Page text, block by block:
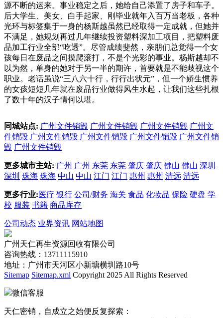
源不断的运来。事业稳定之后，她给自己添置了房子和车子。
后大学生、美女、白手起家、刚毕业就年入百万当老板，各种
光环与标签集于一身的杨斯越虽然已经取得一定成就，但她并
不满足，她规划再过几年继续投资塑料深加工项目，把塑料废
品加工行业全部“吃透”。尽管成绩斐然，亲朋们总觉得一个女
孩每日在废品之间摸爬滚打，不是个光彩的事业。杨斯越却不
以为然，单身的她对于另一半的期许，首要就是不能歧视这个
职业。老话虽说“三八六十行，行行出状元”，但一个娇生惯养
的女孩短短几年就在废品行业做得风生水起，让我们这些扎根
了数十年的汉子情何以堪。
同城站点: 广州文件销毁 广州文件销毁 广州文件销毁 广州文
件销毁 广州文件销毁 广州文件销毁 广州文件销毁 广州文件销
毁 广州文件销毁
更多城市主站: 广州 广州 东莞 东莞 肇庆 肇庆 佛山 佛山 深圳
深圳 珠海 珠海 中山 中山 江门 江门 惠州 惠州 清远 清远
更多行业:医疗 银行 公司/财务 海关 食品 化妆品 保险 硬盘 学
校 服装 书籍 商品库存
公司动态 业界资讯 网站地图
广州天仁再生资源回收有限公司
咨询热线：13711115910
地址：广州市天河区小新塘横圳路10号
Sitemap Sitemap.xml Copyright 2025 All Rights Reserved
微信客服
天仁密销，自成立之始便反复探索：